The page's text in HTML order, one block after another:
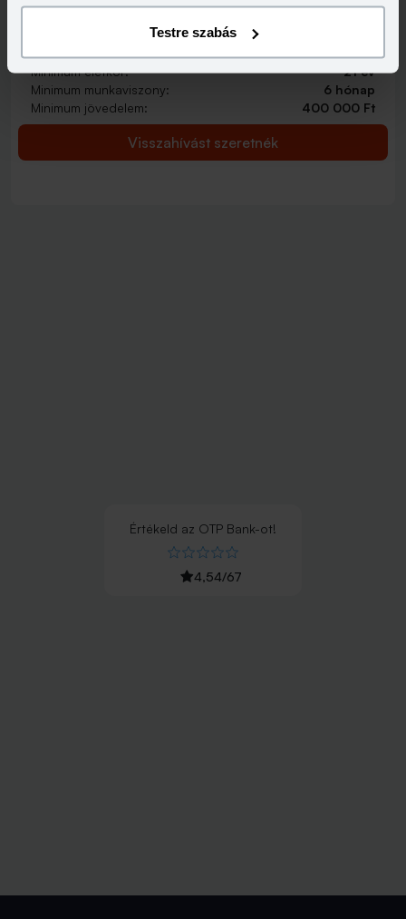
Testre szabás
2 000 000 - 15 000 000 Ft
12,70 - 14,99% 9,99 - 13,49%
Minimum életkor:
21 év
Minimum munkaviszony:
6 hónap
Minimum jövedelem:
400 000 Ft
Visszahívást szeretnék
Értékeld az OTP Bank-ot!
4,54/67